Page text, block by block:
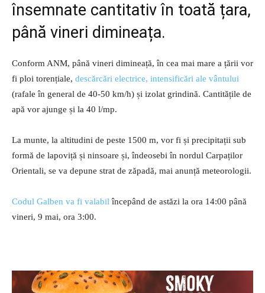
însemnate cantitativ în toată țara,
până vineri dimineața.
Conform ANM, până vineri dimineață, în cea mai mare a țării vor
fi ploi torențiale, descărcări electrice, intensificări ale vântului
(rafale în general de 40-50 km/h) și izolat grindină. Cantitățile de
apă vor ajunge și la 40 l/mp.
La munte, la altitudini de peste 1500 m, vor fi și precipitații sub
formă de lapoviță și ninsoare și, îndeosebi în nordul Carpaților
Orientali, se va depune strat de zăpadă, mai anunță meteorologii.
Codul Galben va fi valabilîncepând de astăzi la ora 14:00 până
vineri, 9 mai, ora 3:00.